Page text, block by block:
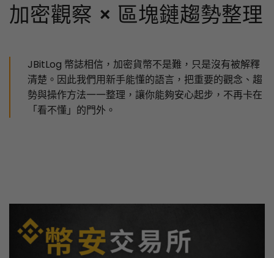
加密觀察 × 區塊鏈趨勢整理
JBitLog 幣誌相信，加密貨幣不是難，只是沒有被解釋
清楚。因此我們用新手能懂的語言，把重要的觀念、趨
勢與操作方法一一整理，讓你能夠安心起步，不再卡在
「看不懂」的門外。